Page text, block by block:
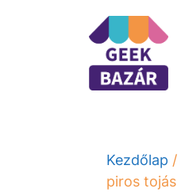
Kezdőlap /
piros tojás